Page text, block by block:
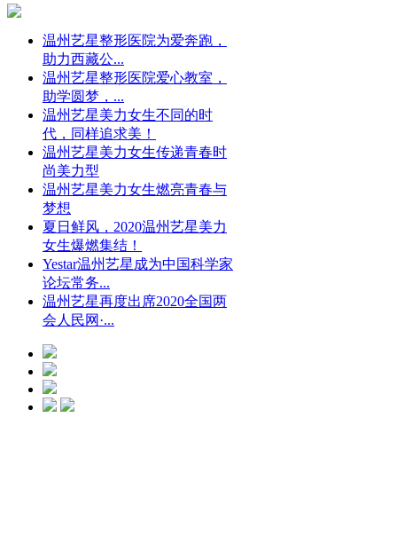
温州艺星整形医院为爱奔跑，
助力西藏公...
温州艺星整形医院爱心教室，
助学圆梦，...
温州艺星美力女生不同的时
代，同样追求美！
温州艺星美力女生传递青春时
尚美力型
温州艺星美力女生燃亮青春与
梦想
夏日鲜风，2020温州艺星美力
女生爆燃集结！
Yestar温州艺星成为中国科学家
论坛常务...
温州艺星再度出席2020全国两
会人民网·...